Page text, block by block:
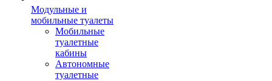
Модульные и
мобильные туалеты
Мобильные
туалетные
кабины
Автономные
туалетные